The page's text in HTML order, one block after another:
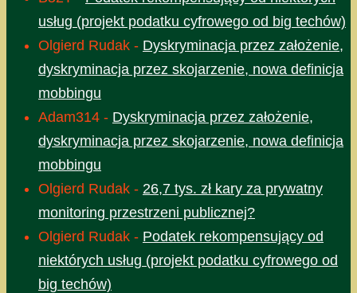
usług (projekt podatku cyfrowego od big techów)
Olgierd Rudak - Dyskryminacja przez założenie,
dyskryminacja przez skojarzenie, nowa definicja
mobbingu
Adam314 - Dyskryminacja przez założenie,
dyskryminacja przez skojarzenie, nowa definicja
mobbingu
Olgierd Rudak - 26,7 tys. zł kary za prywatny
monitoring przestrzeni publicznej?
Olgierd Rudak - Podatek rekompensujący od
niektórych usług (projekt podatku cyfrowego od
big techów)